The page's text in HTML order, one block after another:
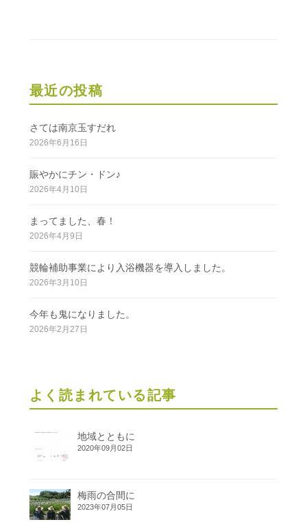
最近の投稿
さては南京玉すだれ
2026年6月16日
賑やかにチン・ドン♪
2026年4月10日
まってました、春！
2026年4月9日
競輪補助事業により入浴機器を導入しました。
2026年3月10日
今年も鬼になりました。
2026年2月27日
よく読まれている記事
地域とともに
2020年09月02日
梅雨の合間に
2023年07月05日